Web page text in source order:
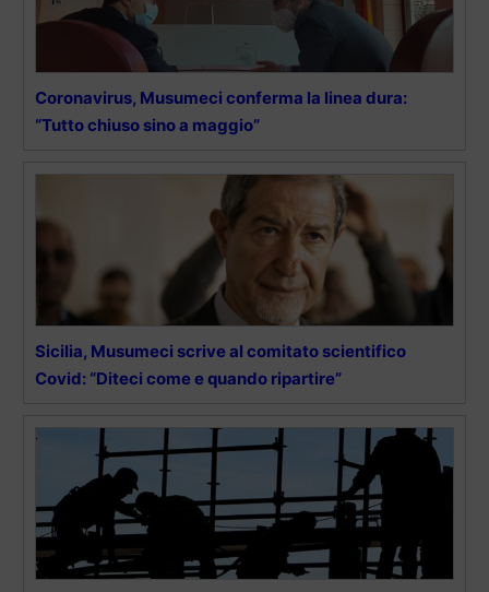
Coronavirus, Musumeci conferma la linea dura:
“Tutto chiuso sino a maggio”
Sicilia, Musumeci scrive al comitato scientifico
Covid: “Diteci come e quando ripartire”